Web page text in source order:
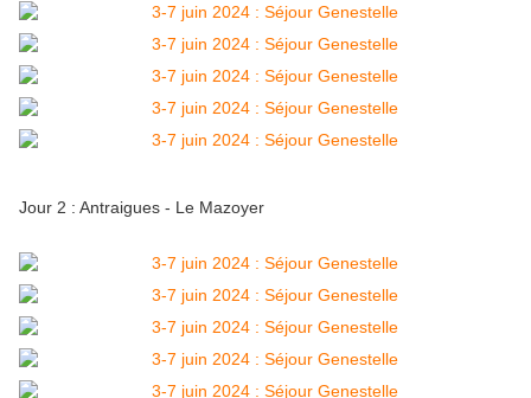
Jour 2 : Antraigues - Le Mazoyer